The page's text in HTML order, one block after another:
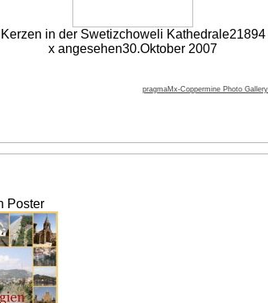
Kerzen in der Swetizchoweli Kathedrale21894
x angesehen30.Oktober 2007
pragmaMx-Coppermine Photo Gallery
Poster